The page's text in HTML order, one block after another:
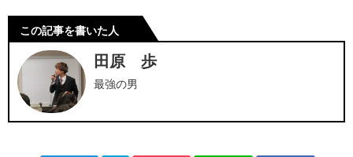
この記事を書いた人
田原 歩
最強の男